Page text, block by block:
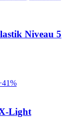
Niveau 5
41%
Light